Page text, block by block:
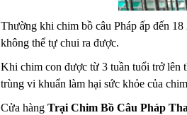
Thường khi chim bồ câu Pháp ấp đến
không thể tự chui ra được.
Khi chim con được từ 3 tuần tuổi trở lên
trùng vi khuẩn làm hại sức khỏe của
Cửa hàng Trại Chim Bồ Câu Pháp